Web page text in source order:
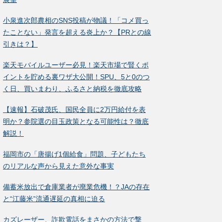
小泉進次郎農相のSNS投稿が物議！「コメ買っ
たことない」発言を超える炎上か？【PRとの線
引きは？】
楽天モバイルユーザー必見！楽天市場で賢くポ
イントを貯める裏ワザ大公開！SPU、5と0のつ
く日、買いまわり、ふるさと納税を徹底攻略
【速報】石破茂氏、国民全員に2万円給付を表
明か？参院選の目玉政策となる可能性は？徹底
解説！
福岡市の「唐揚げ1個給食」問題、子どもたち
のリアルな声から見えた意外な事実
備蓄米放出で倉庫業者が廃業危機！？JAの存在
と“江藤米”流通遅延の真相に迫る
カズレーザー、詐欺電話をまさかの方法で撃